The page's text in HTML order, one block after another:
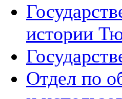
истории
Отдел по